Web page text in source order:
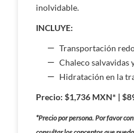
inolvidable.
INCLUYE:
Transportación
Chaleco salvavidas
Hidratación en la
Precio: $1,736 MXN* |
*Precio por persona. Por favor